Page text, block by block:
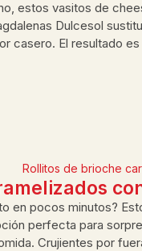
estos vasitos de
Dulcesol
casero. El resultado
en pocos minutos?
perfecta para
Crujientes por